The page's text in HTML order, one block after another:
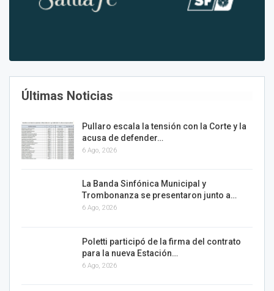
Últimas Noticias
Pullaro escala la tensión con la Corte y la
acusa de defender…
6 Ago, 2026
La Banda Sinfónica Municipal y
Trombonanza se presentaron junto a…
6 Ago, 2026
Poletti participó de la firma del contrato
para la nueva Estación…
6 Ago, 2026